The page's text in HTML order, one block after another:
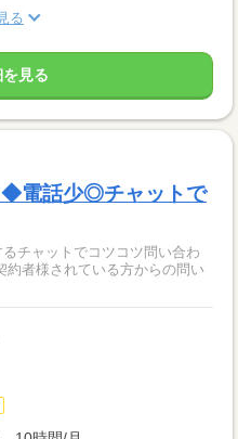
る
見る
◆電話少◎チャットで
チャットでコツコツ問い合わ
者様されている方からの問い